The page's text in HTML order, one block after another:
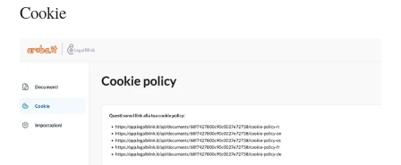
Cookie